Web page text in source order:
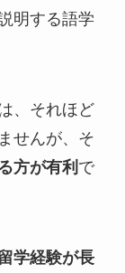
明する語学
、それほど
せんが、そ
方が有利 で
学経験が長